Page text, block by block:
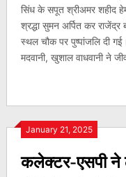
सिंध के सपूत श्रीअमर शहीद
श्रद्धा सुमन अर्पित कर राजेंद्र
स्थल चौक पर पुष्पांजलि दी
मदवानी, खुशाल वाधवानी ने
January 21, 2025
कलेक्टर-एसपी ने